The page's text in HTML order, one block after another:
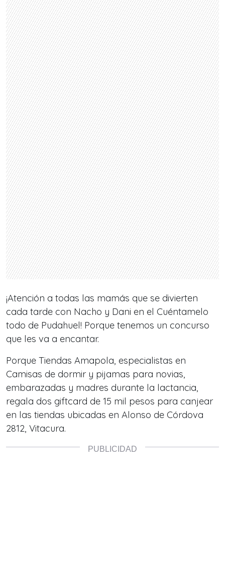
¡Atención a todas las mamás que se divierten
cada tarde con Nacho y Dani en el Cuéntamelo
todo de Pudahuel! Porque tenemos un concurso
que les va a encantar.
Porque Tiendas Amapola, especialistas en
Camisas de dormir y pijamas para novias,
embarazadas y madres durante la lactancia,
regala dos giftcard de 15 mil pesos para canjear
en las tiendas ubicadas en Alonso de Córdova
2812, Vitacura.